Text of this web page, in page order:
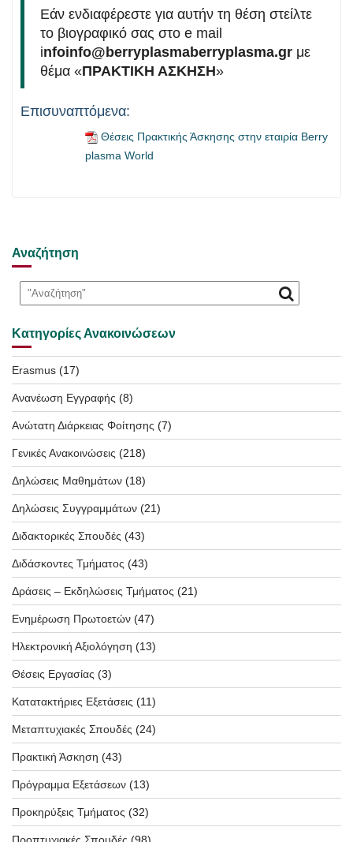
Εάν ενδιαφέρεστε για αυτήν τη θέση στείλτε
το βιογραφικό σας στο e mail
infoinfo@berryplasmaberryplasma.gr με
θέμα «ΠΡΑΚΤΙΚΗ ΑΣΚΗΣΗ»
Επισυναπτόμενα:
Θέσεις Πρακτικής Άσκησης στην εταιρία Berry
plasma World
Αναζήτηση
Κατηγορίες Ανακοινώσεων
Erasmus (17)
Ανανέωση Εγγραφής (8)
Ανώτατη Διάρκειας Φοίτησης (7)
Γενικές Ανακοινώσεις (218)
Δηλώσεις Μαθημάτων (18)
Δηλώσεις Συγγραμμάτων (21)
Διδακτορικές Σπουδές (43)
Διδάσκοντες Τμήματος (43)
Δράσεις – Εκδηλώσεις Τμήματος (21)
Ενημέρωση Πρωτοετών (47)
Ηλεκτρονική Αξιολόγηση (13)
Θέσεις Εργασίας (3)
Κατατακτήριες Εξετάσεις (11)
Μεταπτυχιακές Σπουδές (24)
Πρακτική Άσκηση (43)
Πρόγραμμα Εξετάσεων (13)
Προκηρύξεις Τμήματος (32)